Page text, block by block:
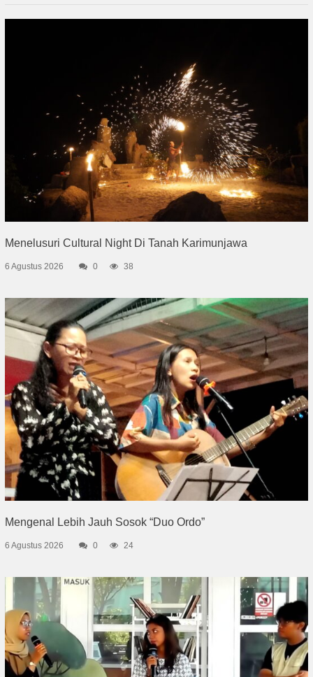
Menelusuri Cultural Night Di Tanah Karimunjawa
6 Agustus 2026 0 38
Mengenal Lebih Jauh Sosok “Duo Ordo”
6 Agustus 2026 0 24